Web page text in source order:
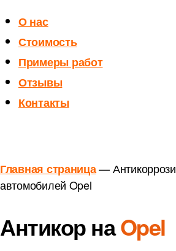
О нас
Стоимость
Примеры работ
Отзывы
Контакты
Главная страница—
автомобилей Opel
Антикор наOpel